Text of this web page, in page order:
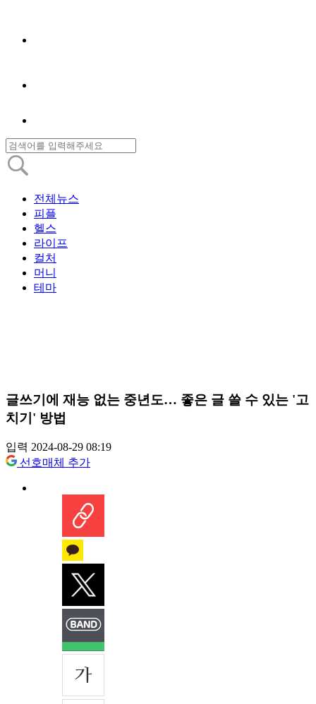
전체뉴스
피플
헬스
라이프
컬처
머니
테마
글쓰기에 재능 없는 중년도… 좋은 글 쓸 수 있는 '고
치기' 방법
입력 2024-08-29 08:19
선호매체 추가